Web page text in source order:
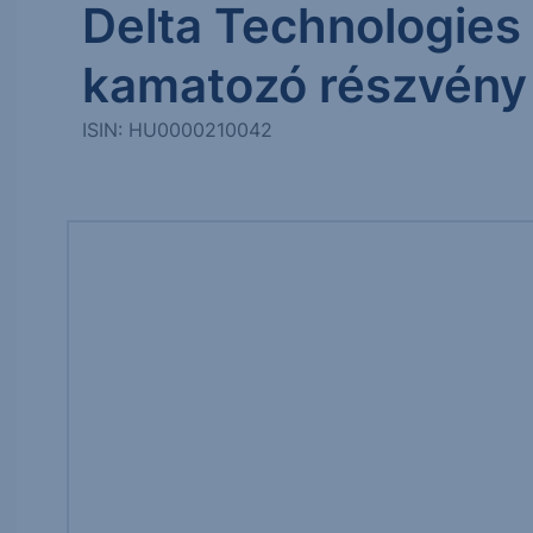
Delta Technologies
kamatozó részvény
ISIN: HU0000210042